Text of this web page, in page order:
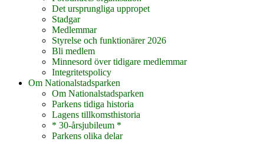
Det ursprungliga uppropet
Stadgar
Medlemmar
Styrelse och funktionärer 2026
Bli medlem
Minnesord över tidigare medlemmar
Integritetspolicy
Om Nationalstadsparken
Om Nationalstadsparken
Parkens tidiga historia
Lagens tillkomsthistoria
* 30-årsjubileum *
Parkens olika delar